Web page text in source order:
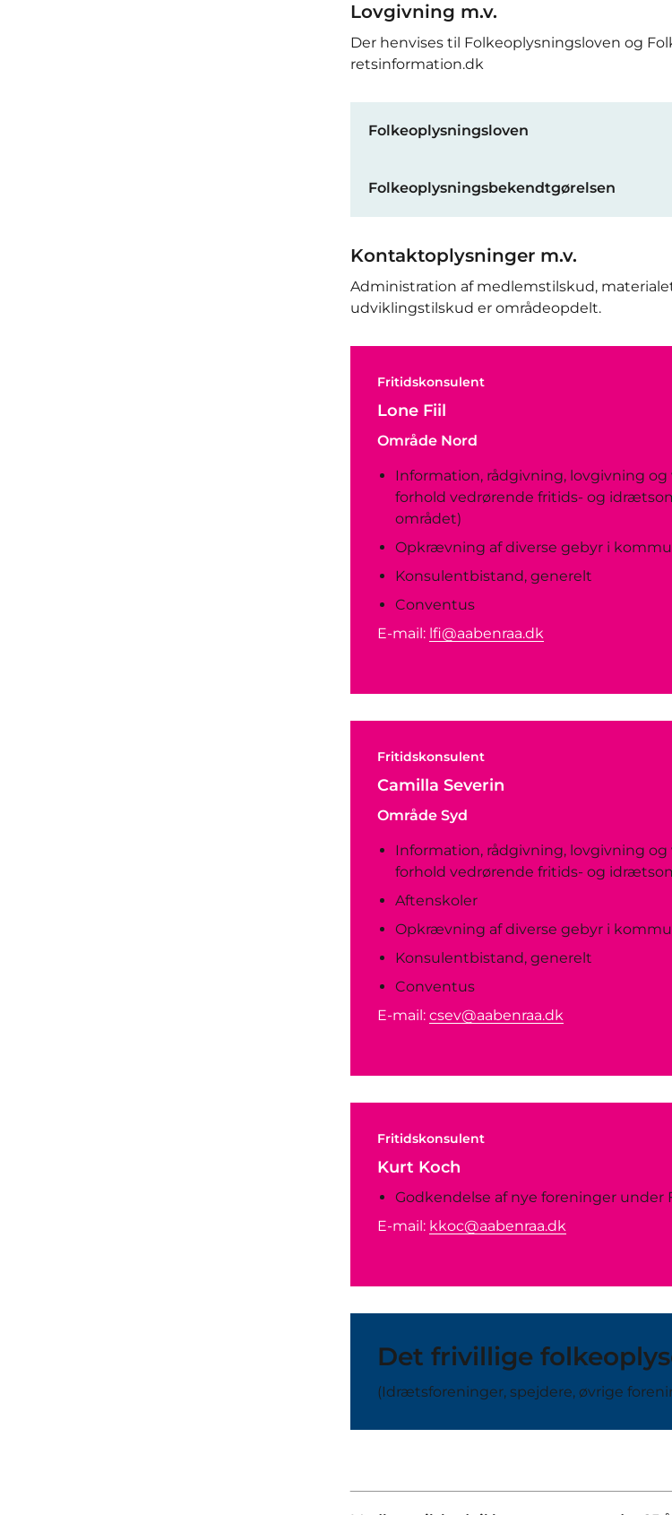
Lovgivning m.v.
Der henvises til Folkeoplysningsloven og
retsinformation.dk
Folkeoplysningsloven
Folkeoplysningsbekendtgørelsen
Kontaktoplysninger m.v.
Administration af medlemstilskud,
udviklingstilskud er områdeopdelt.
Fritidskonsulent
Lone Fiil
Område Nord
Information, rådgivning, lovgivning
forhold vedrørende fritids- og
området)
Opkrævning af diverse gebyr i
Konsulentbistand, generelt
Conventus
E-mail: lfi@aabenraa.dk
Fritidskonsulent
Camilla Severin
Område Syd
Information, rådgivning, lovgivning
forhold vedrørende fritids- og
Aftenskoler
Opkrævning af diverse gebyr i
Konsulentbistand, generelt
Conventus
E-mail: csev@aabenraa.dk
Fritidskonsulent
Kurt Koch
Godkendelse af nye foreninger under
E-mail: kkoc@aabenraa.dk
Det frivillige
(Idrætsforeninger, spejdere, øvrige